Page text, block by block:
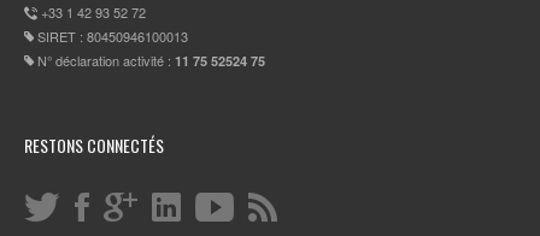
+33 1 42 93 52 72
SIRET : 80450946100013
N° déclaration activité : 11 75 52524 75
RESTONS CONNECTÉS